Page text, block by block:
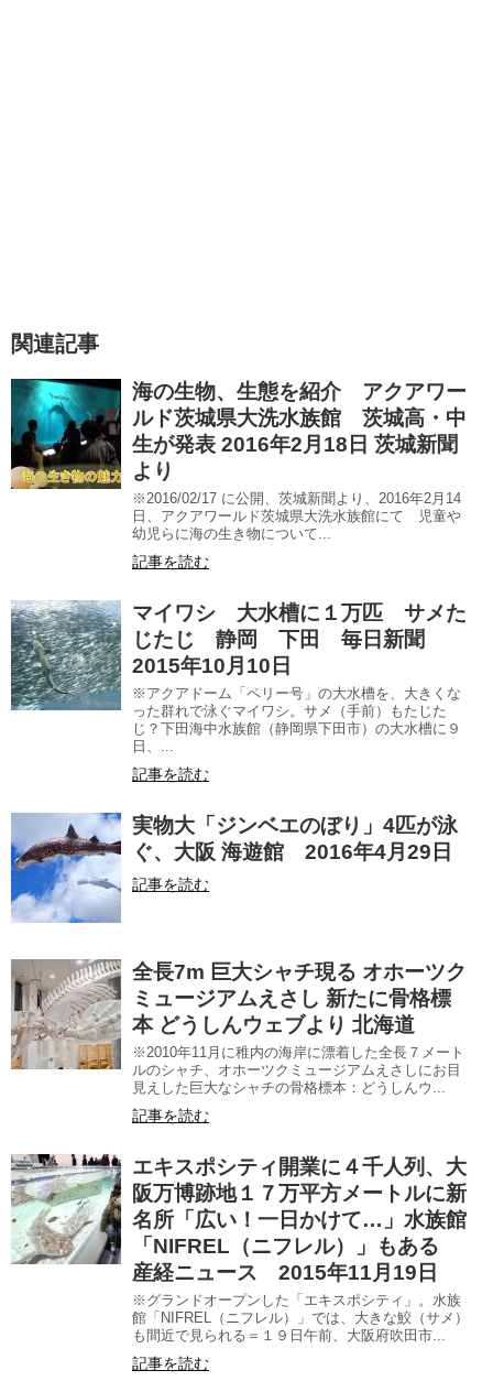
関連記事
海の生物、生態を紹介 アクアワー
ルド茨城県大洗水族館 茨城高・中
生が発表 2016年2月18日 茨城新聞
より
※2016/02/17 に公開、茨城新聞より、2016年2月14
日、アクアワールド茨城県大洗水族館にて 児童や
幼児らに海の生き物について...
記事を読む
マイワシ 大水槽に１万匹 サメた
じたじ 静岡 下田 毎日新聞
2015年10月10日
※アクアドーム「ペリー号」の大水槽を、大きくな
った群れで泳ぐマイワシ。サメ（手前）もたじた
じ？下田海中水族館（静岡県下田市）の大水槽に９
日、...
記事を読む
実物大「ジンベエのぼり」4匹が泳
ぐ、大阪 海遊館 2016年4月29日
記事を読む
全長7m 巨大シャチ現る オホーツク
ミュージアムえさし 新たに骨格標
本 どうしんウェブより 北海道
※2010年11月に稚内の海岸に漂着した全長７メート
ルのシャチ、オホーツクミュージアムえさしにお目
見えした巨大なシャチの骨格標本：どうしんウ...
記事を読む
エキスポシティ開業に４千人列、大
阪万博跡地１７万平方メートルに新
名所「広い！一日かけて…」水族館
「NIFREL（ニフレル）」もある
産経ニュース 2015年11月19日
※グランドオープンした「エキスポシティ」。水族
館「NIFREL（ニフレル）」では、大きな鮫（サメ）
も間近で見られる＝１９日午前、大阪府吹田市...
記事を読む